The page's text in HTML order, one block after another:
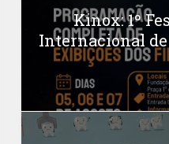
Kinox: 1º
Internacional de